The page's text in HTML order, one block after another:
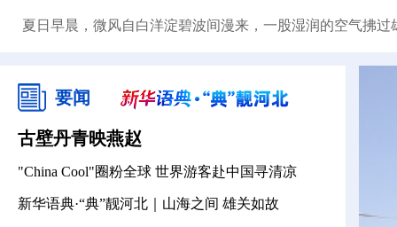
夏日早晨，微风自白洋淀碧波间漫来，一股湿润的空气拂
要闻
古壁丹青映燕赵
"China Cool"圈粉全球 世界游客赴中国寻清凉
新华语典·“典”靓河北｜山海之间 雄关如故